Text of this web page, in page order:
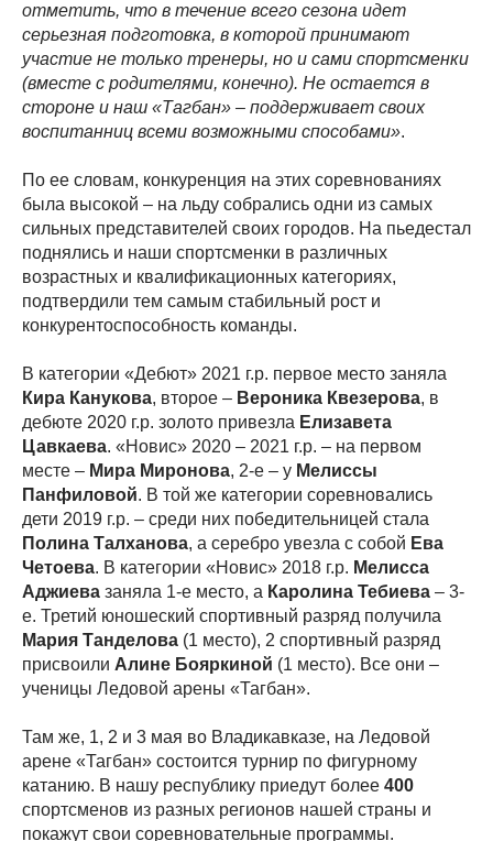
отметить, что в течение всего сезона идет
серьезная подготовка, в которой принимают
участие не только тренеры, но и сами спортсменки
(вместе с родителями, конечно). Не остается в
стороне и наш «Тагбан» – поддерживает своих
воспитанниц всеми возможными способами».
По ее словам, конкуренция на этих соревнованиях
была высокой – на льду собрались одни из самых
сильных представителей своих городов. На пьедестал
поднялись и наши спортсменки в различных
возрастных и квалификационных категориях,
подтвердили тем самым стабильный рост и
конкурентоспособность команды.
В категории «Дебют» 2021 г.р. первое место заняла
Кира Канукова, второе – Вероника Квезерова, в
дебюте 2020 г.р. золото привезла Елизавета
Цавкаева. «Новис» 2020 – 2021 г.р. – на первом
месте – Мира Миронова, 2-е – у Мелиссы
Панфиловой. В той же категории соревновались
дети 2019 г.р. – среди них победительницей стала
Полина Талханова, а серебро увезла с собой Ева
Четоева. В категории «Новис» 2018 г.р. Мелисса
Аджиева заняла 1-е место, а Каролина Тебиева – 3-
е. Третий юношеский спортивный разряд получила
Мария Танделова (1 место), 2 спортивный разряд
присвоили Алине Бояркиной (1 место). Все они –
ученицы Ледовой арены «Тагбан».
Там же, 1, 2 и 3 мая во Владикавказе, на Ледовой
арене «Тагбан» состоится турнир по фигурному
катанию. В нашу республику приедут более 400
спортсменов из разных регионов нашей страны и
покажут свои соревновательные программы.